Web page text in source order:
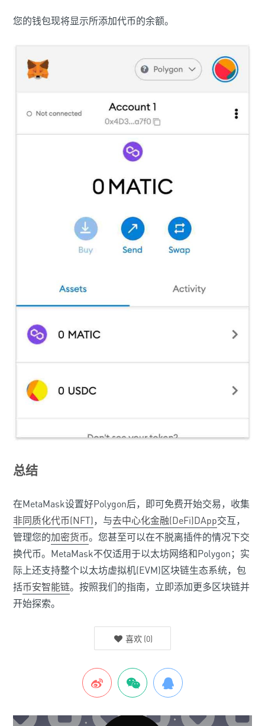
您的钱包现将显示所添加代币的余额。
总结
在MetaMask设置好Polygon后，即可免费开始交易，收集
非同质化代币(NFT)，与去中心化金融(DeFi)DApp交互，
管理您的加密货币。您甚至可以在不脱离插件的情况下交
换代币。MetaMask不仅适用于以太坊网络和Polygon；实
际上还支持整个以太坊虚拟机(EVM)区块链生态系统，包
括币安智能链。按照我们的指南，立即添加更多区块链并
开始探索。
喜欢 (0)